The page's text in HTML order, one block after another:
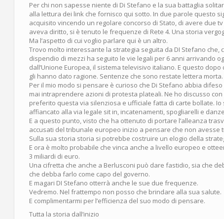
Per chi non sapesse niente di Di Stefano e la sua battaglia
alla lettura dei link che fornisco qui sotto. In due parole questo
acquisito vincendo un regolare concorso di Stato, di avere due
aveva diritto, si è tenuto le frequenze di Rete 4. Una storia
Ma l’aspetto di cui voglio parlare qui è un altro.
Trovo molto interessante la strategia seguita da DI Stefano che,
dispendio di mezzi ha seguito le vie legali per 6 anni arrivando
dall’Unione Europea, il sistema televisivo italiano. E questo
gli hanno dato ragione. Sentenze che sono restate lettera morta.
Per il mio modo si pensare è curioso che Di Stefano abbia
mai intraprendere azioni di protesta plateali. Ne ho discusso
preferito questa via silenziosa e ufficiale fatta di carte bollate.
affiancato alla via legale sit in, incatenamenti, spogliarelli e
E a questo punto, visto che ha ottenuto di portare l’alleanza
accusati del tribunale europeo inizio a pensare che non avesse
Sulla sua storia storia si potrebbe costruire un elogio della
E ora è molto probabile che vinca anche a livello europeo e
3 miliardi di euro.
Una cifretta che anche a Berlusconi può dare fastidio, sia che
che debba farlo come capo del governo.
E magari DI Stefano otterrà anche le sue due frequenze.
Vedremo. Nel frattempo non posso che brindare alla sua salute.
E complimentarmi per l’efficienza del suo modo di pensare.
Tutta la storia dall’inizio